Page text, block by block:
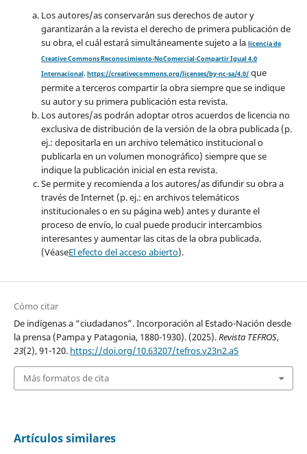
Los autores/as conservarán sus derechos de autor y
garantizarán a la revista el derecho de primera publicación de
su obra, el cuál estará simultáneamente sujeto a la licencia de
Creative Commons Reconocimiento-NoComercial-Compartir Igual 4.0
Internacional. https://creativecommons.org/licenses/by-nc-sa/4.0/que
permite a terceros compartir la obra siempre que se indique
su autor y su primera publicación esta revista.
Los autores/as podrán adoptar otros acuerdos de licencia no
exclusiva de distribución de la versión de la obra publicada (p.
ej.: depositarla en un archivo telemático institucional o
publicarla en un volumen monográfico) siempre que se
indique la publicación inicial en esta revista.
Se permite y recomienda a los autores/as difundir su obra a
través de Internet (p. ej.: en archivos telemáticos
institucionales o en su página web) antes y durante el
proceso de envío, lo cual puede producir intercambios
interesantes y aumentar las citas de la obra publicada.
(VéaseEl efecto del acceso abierto).
Cómo citar
De indígenas a “ciudadanos”. Incorporación al Estado-Nación desde
la prensa (Pampa y Patagonia, 1880-1930). (2025).Revista TEFROS,
23(2), 91-120. https://doi.org/10.63207/tefros.v23n2.a5
Más formatos de cita
Artículos similares